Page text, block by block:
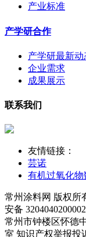
产业标准
产学研合作
产学研最新动
企业需求
成果展示
联系我们
友情链接：
芸诺
有机过氧化物
常州涂料网 版权所
安备
常州市钟楼区怀德
室 知识产权举报投